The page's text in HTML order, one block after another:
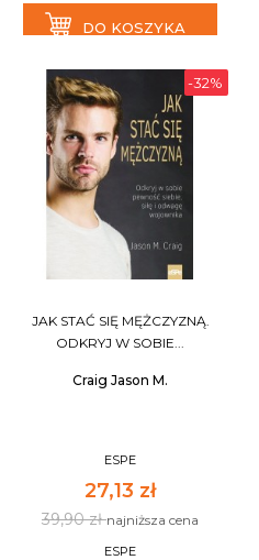
DO KOSZYKA
-32%
JAK STAĆ SIĘ MĘŻCZYZNĄ.
ODKRYJ W SOBIE...
Craig Jason M.
ESPE
27,13 zł
39,90 złnajniższa cena
ESPE